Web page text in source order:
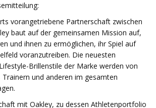
vorangetriebene Partnerschaft zwischen
baut auf der gemeinsamen Mission auf,
und ihnen zu ermöglichen, ihr Spiel auf
voranzutreiben. Die neuesten
Brillenstile der Marke werden von
und anderen im gesamten
mit Oakley, zu dessen Athletenportfolio